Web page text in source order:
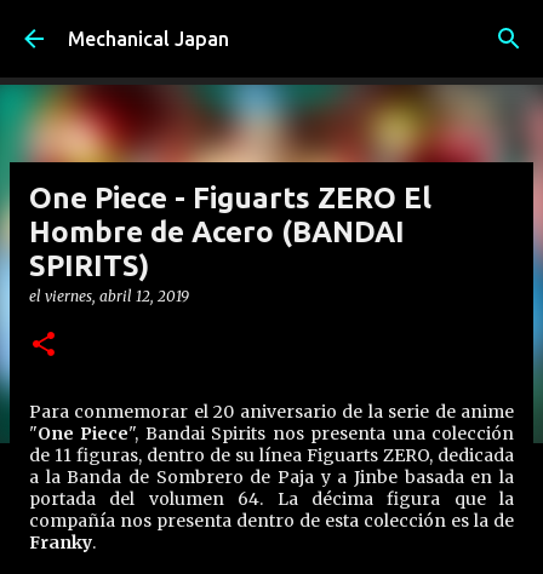
Ir al contenido principal
Mechanical Japan
One Piece - Figuarts ZERO El
Hombre de Acero (BANDAI
SPIRITS)
el viernes, abril 12, 2019
Para conmemorar el 20 aniversario de la serie de anime
"One Piece", Bandai Spirits nos presenta una colección
de 11 figuras, dentro de su línea Figuarts ZERO, dedicada
a la Banda de Sombrero de Paja y a Jinbe basada en la
portada del volumen 64. La décima figura que la
compañía nos presenta dentro de esta colección es la de
Franky.